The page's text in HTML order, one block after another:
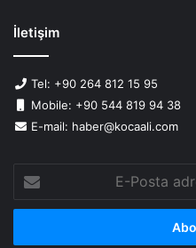
İletişim
Tel: +90 264 812 15 95
Mobile: +90 544 819 94 38
E-mail: haber@kocaali.com
Posta
adresinizi